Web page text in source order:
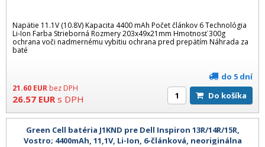
Napätie 11.1V (10.8V) Kapacita 4400 mAh Počet článkov 6 Technológia
Li-Ion Farba Strieborná Rozmery 203x49x21mm Hmotnosť 300g
ochrana voči nadmernému vybitiu ochrana pred prepätím Náhrada za
baté
21.60 EUR bez DPH
26.57 EUR s DPH
do 5 dní
Do košíka
Green Cell batéria J1KND pre Dell Inspiron 13R/14R/15R,
Vostro; 4400mAh, 11,1V, Li-Ion, 6-článková, neoriginálna